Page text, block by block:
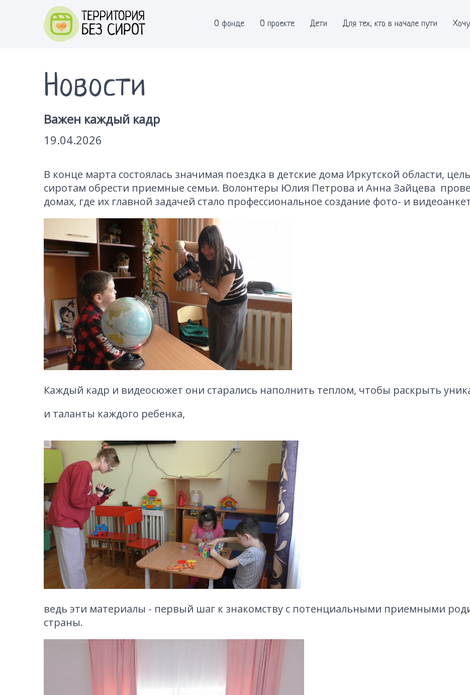
О фонде О проекте Дети Для тех, кто в начале пути
Новости
Важен каждый кадр
19.04.2026
В конце марта состоялась значимая поездка в детские дома Иркутской области,
сиротам обрести приемные семьи. Волонтеры Юлия Петрова и Анна Зайцева
домах, где их главной задачей стало профессиональное создание фото- и
Каждый кадр и видеосюжет они старались наполнить теплом, чтобы раскрыть
и таланты каждого ребенка,
ведь эти материалы - первый шаг к знакомству с потенциальными приемными
страны.